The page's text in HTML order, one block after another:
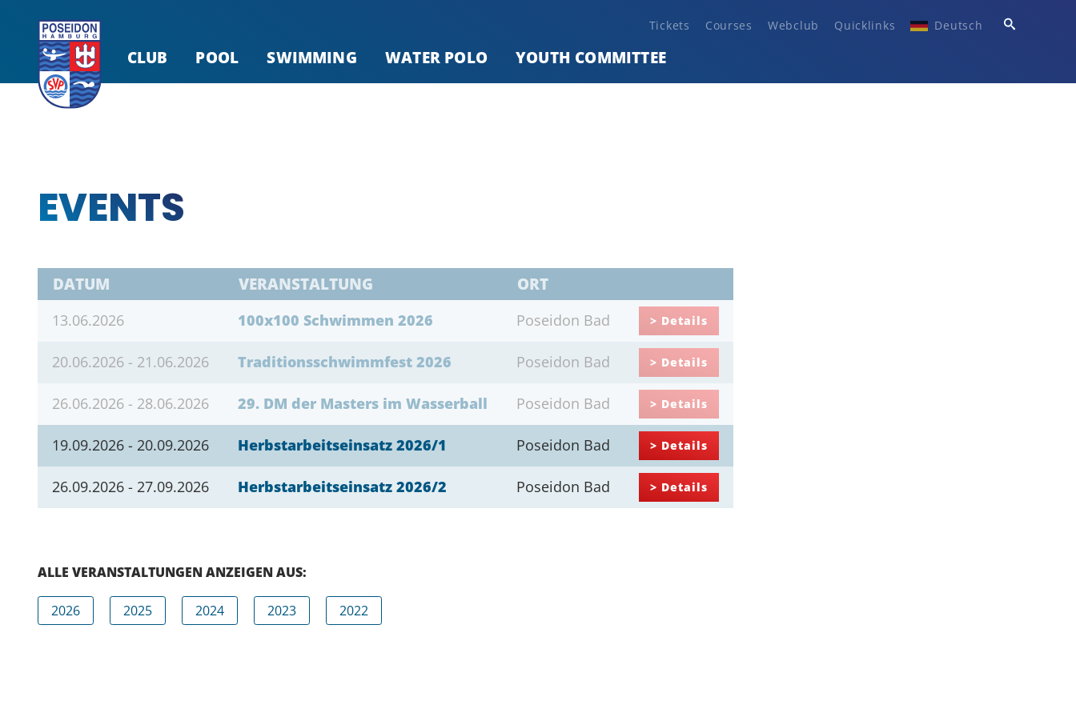
Tickets Courses Webclub Quicklinks Deutsch
CLUB POOL SWIMMING WATER POLO YOUTH COMMITTEE
EVENTS
DATUM VERANSTALTUNG ORT
13.06.2026 100x100 Schwimmen 2026 Poseidon Bad > Details
20.06.2026 - 21.06.2026 Traditionsschwimmfest 2026 Poseidon Bad > Details
26.06.2026 - 28.06.2026 29. DM der Masters im Wasserball Poseidon Bad > Details
19.09.2026 - 20.09.2026 Herbstarbeitseinsatz 2026/1 Poseidon Bad > Details
26.09.2026 - 27.09.2026 Herbstarbeitseinsatz 2026/2 Poseidon Bad > Details
ALLE VERANSTALTUNGEN ANZEIGEN AUS:
2026 2025 2024 2023 2022